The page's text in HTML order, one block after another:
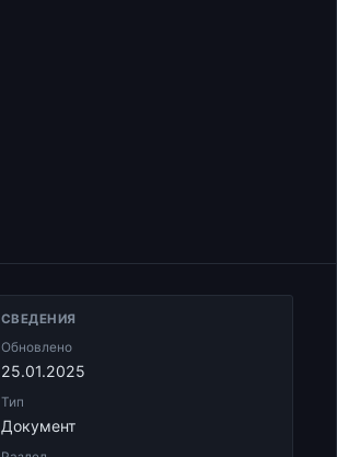
СВЕДЕНИЯ
Обновлено
25.01.2025
Тип
Документ